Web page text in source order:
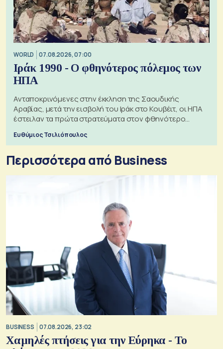
WORLD 07.08.2026, 07:00
Ιράκ 1990 - Ο φθηνότερος πόλεμος των
ΗΠΑ
Ανταποκρινόμενες στην έκκληση της Σαουδικής
Αραβίας, μετά την εισβολή του Ιράκ στο Κουβέιτ, οι ΗΠΑ
έστειλαν τα πρώτα στρατεύματα στον φθηνότερο
Ευθύμιος Τσιλιόπουλος
Περισσότερα από Business
BUSINESS 07.08.2026, 23:02
Χαμηλές πτήσεις για την Εύρηκα - Το